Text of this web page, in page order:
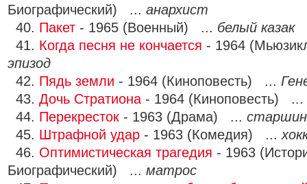
Биографический) ... анархист
40. Пакет - 1965 (Военный) ... белый казак
41. Когда песня не кончается - 1964
эпизод
42. Пядь земли - 1964 (Киноповесть) ...
43. Дочь Стратиона - 1964 (Киноповесть) ...
44. Перекресток - 1963 (Драма) ...
45. Штрафной удар - 1963 (Комедия) ...
46. Оптимистическая трагедия - 1963
Биографический) ... матрос